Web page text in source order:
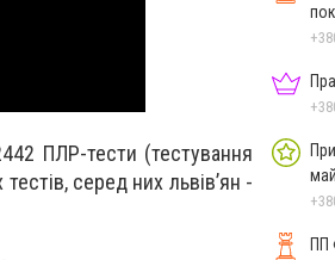
ПЛР-тести (тестування
серед них львів’ян -
ПП